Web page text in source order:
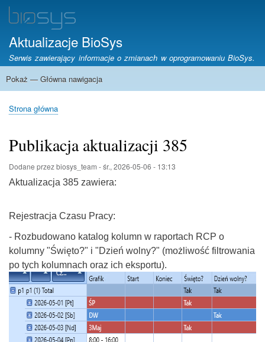
Aktualizacje BioSys
Serwis zawierający informacje o zmianach w oprogramowaniu BioSys.
Główna
Pokaż — Główna nawigacja
Strona główna
Stara historia zmian
Ścieżka
Strona główna
Publikacja aktualizacji 385
Dodane przezbiosys_team -śr., 2026-05-06 - 13:13
Aktualizacja 385 zawiera:
Rejestracja Czasu Pracy:
- Rozbudowano katalog kolumn w raportach RCP o
kolumny "Święto?" i "Dzień wolny?" (możliwość filtrowania
po tych kolumnach oraz ich eksportu).